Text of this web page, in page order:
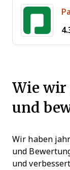
Wie wir
und
Wir haben
und
und